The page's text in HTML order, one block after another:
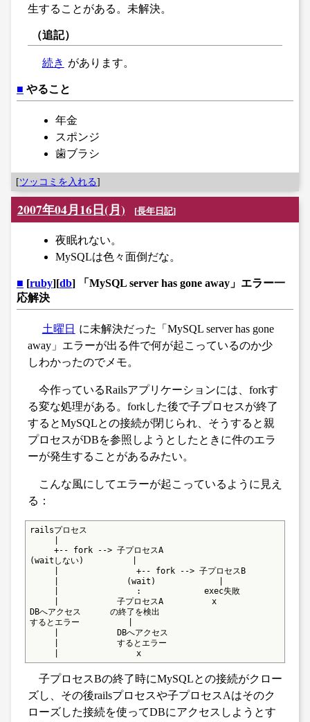
生することがある。未解決。
（追記）
続き があります。
■ やること
年金
スポンジ
歯ブラシ
[ツッコミを入れる]
2007年04月16日(月) [長年日記]
夜眠れない。
MySQLは色々面倒だな。
■ [ruby][db] 「MySQL server has gone away」エラー一
応解決
土曜日 に未解決だった「MySQL server has gone
away」エラーが出る件で何が起こっているのか少
しわかったのでメモ。
今作っているRailsアプリケーションには、forkす
る変な処理がある。forkした後で子プロセスが終了
するとMySQLとの接続が閉じられ、そうすると親
プロセスがDBを参照しようとしたときに件のエラ
ーが発生することがあるみたい。
こんな風にしてエラーが起こっているように見え
る：
railsプロセス
     +-- fork --> 子プロセスA
(waitしない)          |
     |                +-- fork --> 子プロセスB
     |              (wait)             |
     |                :             exec失敗
     |            子プロセスA          x
DBへアクセス      の終了を検出
するとエラー          |
     |            DBへアクセス
     |            するとエラー
     |                x
子プロセスBの終了時にMySQLとの接続がクロー
ズし、その後railsプロセスや子プロセスAはそのク
ローズした接続を使ってDBにアクセスしようとす